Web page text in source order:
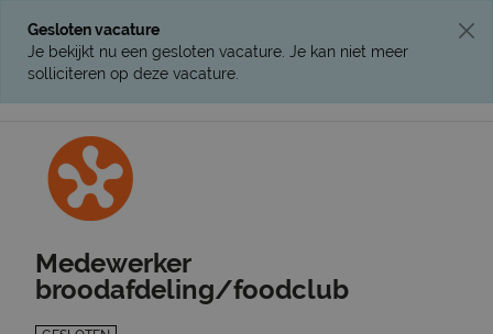
Gesloten vacature
Je bekijkt nu een gesloten vacature. Je kan niet meer
solliciteren op deze vacature.
Medewerker
broodafdeling/foodclub